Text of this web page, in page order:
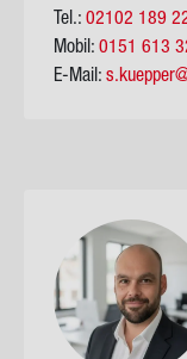
Tel.: 02102 189
Mobil: 0151 613
E-Mail: